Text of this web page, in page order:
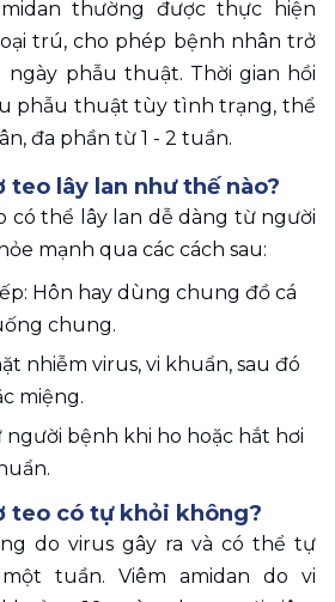
thường được thực hiện
trú, cho phép bệnh nhân trở
phẫu thuật. Thời gian hồi
phẫu thuật tùy tình trạng, thể
đa phần từ 1 - 2 tuần.
teo lây lan như thế nào?
có thể lây lan dễ dàng từ người
mạnh qua các cách sau:
Hôn hay dùng chung đồ cá
chung.
nhiễm virus, vi khuẩn, sau đó
miệng.
người bệnh khi ho hoặc hắt hơi
teo có tự khỏi không?
do virus gây ra và có thể tự
tuần. Viêm amidan do vi